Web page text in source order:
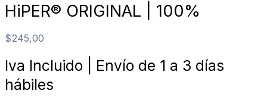
HiPER® ORIGINAL | 100%
$245,00
Iva Incluido | Envío de 1 a 3 días
hábiles